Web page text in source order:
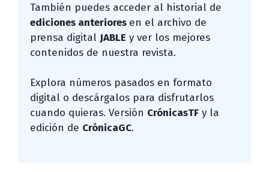
También puedes acceder al historial de
ediciones anteriores en el archivo de
prensa digital JABLE y ver los mejores
contenidos de nuestra revista.
Explora números pasados en formato
digital o descárgalos para disfrutarlos
cuando quieras. Versión CrónicasTF y la
edición de CrónicaGC.